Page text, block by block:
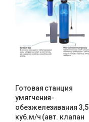
Готовая станция
умягчения-
обезжелезивания 3,5
куб.м/ч (авт. клапан